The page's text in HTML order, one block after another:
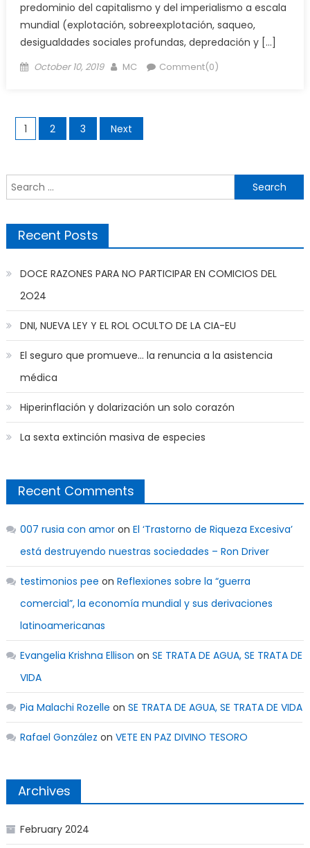
predominio del capitalismo y del imperialismo a escala
mundial (explotación, sobreexplotación, saqueo,
desigualdades sociales profundas, depredación y […]
Posted
October 10, 2019 Author
MC Comment(0)
Posts
navigation
1 2 3 Next
Search
for:
Recent Posts
DOCE RAZONES PARA NO PARTICIPAR EN COMICIOS DEL
2O24
DNI, NUEVA LEY Y EL ROL OCULTO DE LA CIA-EU
El seguro que promueve… la renuncia a la asistencia
médica
Hiperinflación y dolarización un solo corazón
La sexta extinción masiva de especies
Recent Comments
007 rusia con amoron El ‘Trastorno de Riqueza Excesiva’
está destruyendo nuestras sociedades – Ron Driver
testimonios pee on Reflexiones sobre la “guerra
comercial”, la economía mundial y sus derivaciones
latinoamericanas
Evangelia Krishna Ellison on SE TRATA DE AGUA, SE TRATA DE
VIDA
Pia Malachi Rozelle on SE TRATA DE AGUA, SE TRATA DE VIDA
Rafael González on VETE EN PAZ DIVINO TESORO
Archives
February 2024